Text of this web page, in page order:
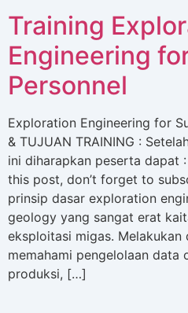
Training
Engineering
Personnel
Exploration Engineering for
& TUJUAN TRAINING :
ini diharapkan peserta dapat
this post, don’t forget to
prinsip dasar exploration
geology yang sangat erat
eksploitasi migas. Melakukan
memahami pengelolaan data
produksi, […]